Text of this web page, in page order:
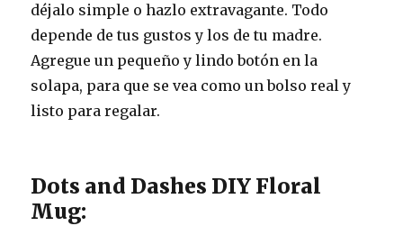
déjalo simple o hazlo extravagante. Todo
depende de tus gustos y los de tu madre.
Agregue un pequeño y lindo botón en la
solapa, para que se vea como un bolso real y
listo para regalar.
Dots and Dashes DIY Floral
Mug: